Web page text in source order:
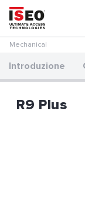
Mechanical
Introduzione
R9 Plus